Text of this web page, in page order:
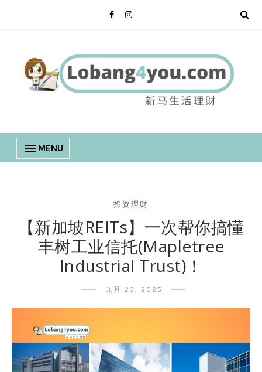
MENU
投资理财
【新加坡REITs】一次帮你搞懂
丰树工业信托(Mapletree
Industrial Trust)！
九月 23, 2025